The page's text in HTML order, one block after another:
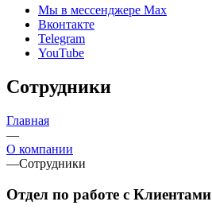
Мы в мессенджере Max
Вконтакте
Telegram
YouTube
Сотрудники
Главная
—
О компании
—Сотрудники
Отдел по работе с Клиентами